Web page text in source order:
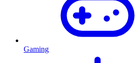
Gaming